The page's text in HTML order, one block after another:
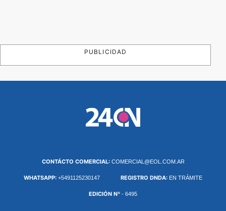
PUBLICIDAD
CONTÁCTO COMERCIAL: COMERCIAL@EOL.COM.AR
WHATSAPP: +5491125230147 REGISTRO DNDA: EN TRÁMITE
EDICIÓN Nº - 6495